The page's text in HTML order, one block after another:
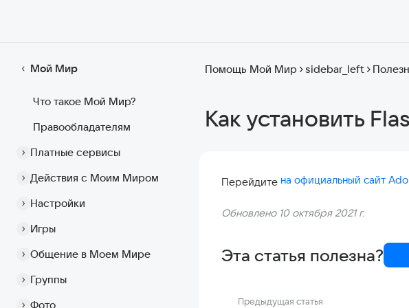
Мой Мир
Что такое Мой Мир?
Правообладателям
Платные сервисы
Действия с Моим Миром
Настройки
Игры
Общение в Моем Мире
Группы
Фото
Помощь Мой Мир sidebar_left
Как установить
Перейдите на официальный сайт
Обновлено 10 октября 2021 г.
Эта статья полезна?
Предыдущая статья